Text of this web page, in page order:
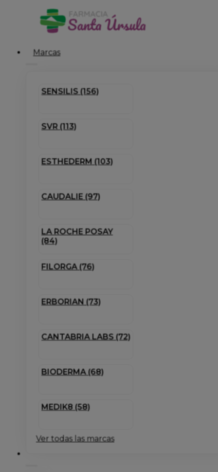
Marcas
SENSILIS (156)
SVR (113)
ESTHEDERM (103)
CAUDALIE (97)
LA ROCHE POSAY
(84)
FILORGA (76)
ERBORIAN (73)
CANTABRIA LABS (72)
BIODERMA (68)
MEDIK8 (58)
Ver todas las marcas